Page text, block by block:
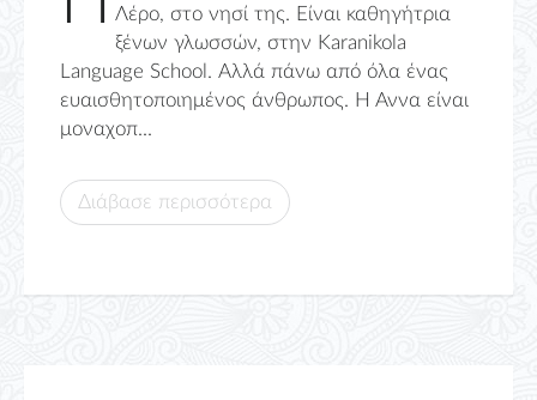
Λέρο, στο νησί της. Είναι καθηγήτρια
ξένων γλωσσών, στην Karanikola
Language School. Αλλά πάνω από όλα ένας
ευαισθητοποιημένος άνθρωπος. Η Άννα είναι
μοναχοπ...
Διάβασε περισσότερα